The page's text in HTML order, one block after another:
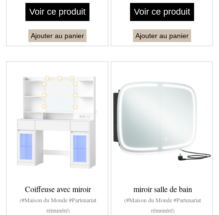
Voir ce produit
Ajouter au panier
Voir ce produit
Ajouter au panier
Coiffeuse avec miroir
(#Maison du Monde #Partenariat
rémunéré)
miroir salle de bain
(#Maison du Monde #Partenariat
rémunéré)